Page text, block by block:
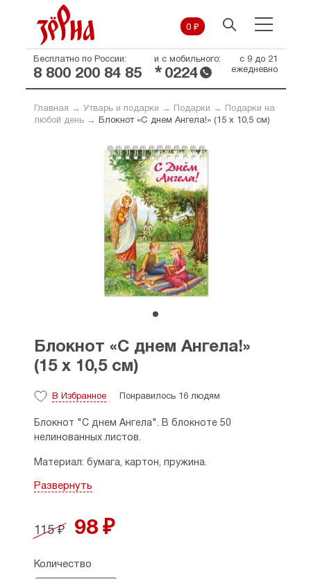
0 ₽
Бесплатно по России:
8 800 200 84 85
и с мобильного:
* 0224
с 9 до 21
ежедневно
Главная → Утварь и подарки → Подарки →
Подарки на
любой день→ Блокнот «С днем Ангела!» (15 х 10,5 см)
Блокнот «С днем Ангела!»
(15 х 10,5 см)
В Избранное Понравилось 16 людям
Блокнот "С днем Ангела". В блокноте 50
нелинованных листов.
Материал: бумага, картон, пружина.
Размеры: 10,5 х 15 см.
Развернуть
115 ₽ 98 ₽
Количество